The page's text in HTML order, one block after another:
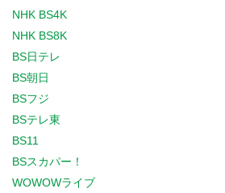
NHK BS4K
NHK BS8K
BS日テレ
BS朝日
BSフジ
BSテレ東
BS11
BSスカパー！
WOWOWライブ